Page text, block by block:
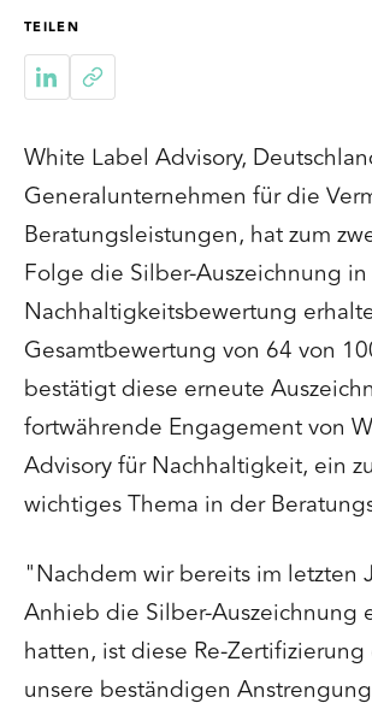
TEILEN
White Label Advisory,
Generalunternehmen für die
Beratungsleistungen, hat zum
Folge die Silber-Auszeichnung
Nachhaltigkeitsbewertung
Gesamtbewertung von 64 von
bestätigt diese erneute
fortwährende Engagement von
Advisory für Nachhaltigkeit, ein
wichtiges Thema in der
"Nachdem wir bereits im letzten
Anhieb die Silber-Auszeichnung
hatten, ist diese Re-
unsere beständigen